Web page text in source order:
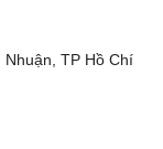
TP Hồ Chí